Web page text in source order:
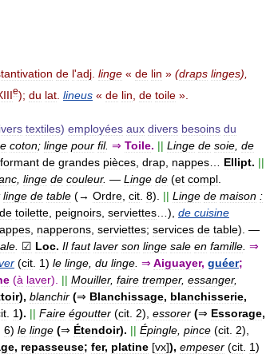
de l'adj. linge « de lin » (draps linges),
e); du lat lineus « de lin de toile ».
textiles) employées aux divers besoins du
coton; linge pour fil. ⇒ Toile. || Linge de soie de
formant de grandes pièces drap nappes Ellipt. ||
linge de couleur. — Linge de (et compl
linge de table (→ Ordre cit 8). || Linge de maison :
de toilette peignoirs serviettes …), de cuisine
napperons serviettes; services de table). —
☑ Loc. Il faut laver son linge sale en famille ⇒
(cit 1) le linge du linge ⇒ Aiguayer, guéer;
(à laver). || Mouiller, faire tremper, essanger,
), blanchir (⇒ Blanchissage, blanchisserie,
1). || Faire égoutter (cit 2), essorer (⇒ Essorage,
6) le linge (⇒ Étendoir). || Épingle pince (cit 2),
, repasseuse; fer, platine [vx]), empeser (cit 1)